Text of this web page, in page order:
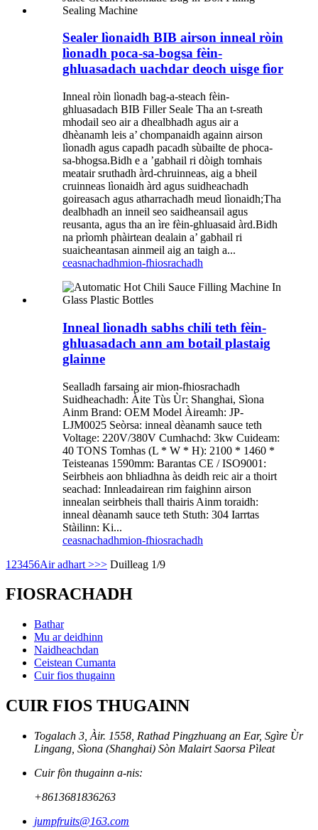
Sealer lìonaidh BIB airson inneal ròin
lìonadh poca-sa-bogsa fèin-
ghluasadach uachdar deoch uisge fìor
Inneal ròin lìonadh bag-a-steach fèin-
ghluasadach BIB Filler Seale Tha an t-sreath
mhodail seo air a dhealbhadh agus air a
dhèanamh leis a’ chompanaidh againn airson
lìonadh agus capadh pacadh sùbailte de phoca-
sa-bhogsa.Bidh e a ’gabhail ri dòigh tomhais
meatair sruthadh àrd-chruinneas, aig a bheil
cruinneas lìonaidh àrd agus suidheachadh
goireasach agus atharrachadh meud lìonaidh;Tha
dealbhadh an inneil seo saidheansail agus
reusanta, agus tha an ìre fèin-ghluasaid àrd.Bidh
na prìomh phàirtean dealain a’ gabhail ri
suaicheantasan ainmeil aig an taigh a...
ceasnachadhmion-fhiosrachadh
Inneal lìonadh sabhs chili teth fèin-
ghluasadach ann am botail plastaig
glainne
Sealladh farsaing air mion-fhiosrachadh
Suidheachadh: Àite Tùs Ùr: Shanghai, Sìona
Ainm Brand: OEM Model Àireamh: JP-
LJM0025 Seòrsa: inneal dèanamh sauce teth
Voltage: 220V/380V Cumhachd: 3kw Cuideam:
40 TONS Tomhas (L * W * H): 2100 * 1460 *
Teisteanas 1590mm: Barantas CE / ISO9001:
Seirbheis aon bhliadhna às deidh reic air a thoirt
seachad: Innleadairean rim faighinn airson
innealan seirbheis thall thairis Ainm toraidh:
inneal dèanamh sauce teth Stuth: 304 Iarrtas
Stàilinn: Ki...
ceasnachadhmion-fhiosrachadh
1 23456Air adhart >>> Duilleag 1/9
FIOSRACHADH
Bathar
Mu ar deidhinn
Naidheachdan
Ceistean Cumanta
Cuir fios thugainn
CUIR FIOS THUGAINN
Togalach 3, Àir. 1558, Rathad Pingzhuang an Ear, Sgìre Ùr
Lingang, Sìona (Shanghai) Sòn Malairt Saorsa Pìleat
Cuir fòn thugainn a-nis:
+8613681836263
jumpfruits@163.com